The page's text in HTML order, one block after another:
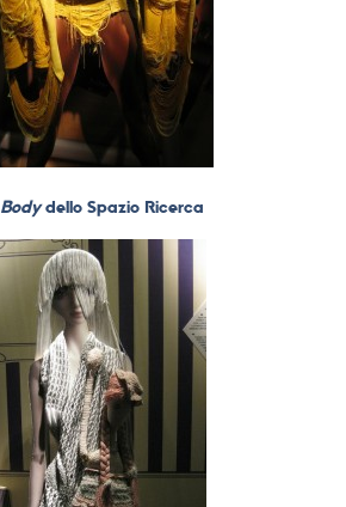
Bodydello Spazio Ricerca